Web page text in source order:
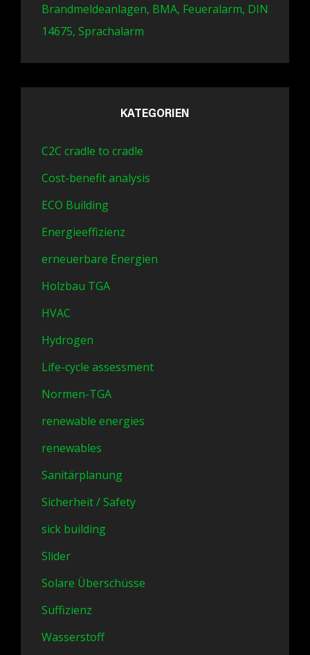
Brandmeldeanlagen, BMA, Feueralarm, DIN
14675, Sprachalarm
KATEGORIEN
C2C cradle to cradle
Cost-benefit analysis
ECO Building
Energieeffizienz
erneuerbare Energien
Holzbau TGA
HVAC
Hydrogen
Life-cycle assessment
Normen-TGA
renewable energies
renewables
Sanitärplanung
Sicherheit / Safety
sick building
Slider
Solare Überschüsse
Suffizienz
Wasserstoff